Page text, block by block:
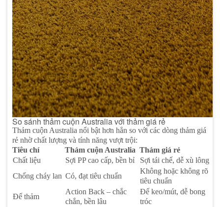
So sánh thảm cuộn Australia với thảm giá rẻ
Thảm cuộn Australia nổi bật hơn hẳn so với các dòng thảm giá
rẻ nhờ chất lượng và tính năng vượt trội:
Tiêu chí
Thảm cuộn Australia Thảm giá rẻ
Chất liệu
Sợi PP cao cấp, bền bỉ
Sợi tái chế, dễ xù lông
Chống cháy lan Có, đạt tiêu chuẩn
Không hoặc không rõ
tiêu chuẩn
Đế thảm
Action Back – chắc
chắn, bền lâu
Đế keo/mút, dễ bong
tróc